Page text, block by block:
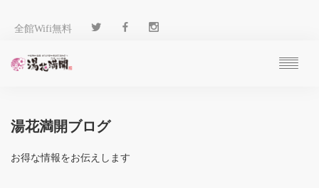
全館Wifi無料
過ごし方
客 室
温 泉
湯花満開ブログ
お得な情報をお伝えします